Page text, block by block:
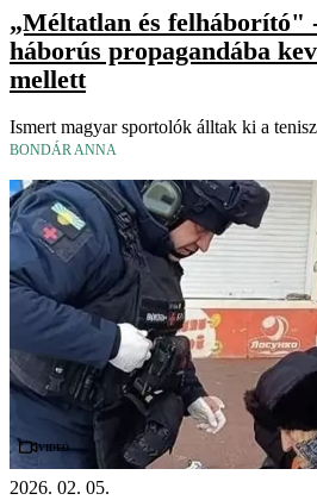
„Méltatlan és felháborító"
háborús propagandába
mellett
Ismert magyar sportolók álltak ki a
BONDÁR ANNA
Videó
2026. 02. 05.